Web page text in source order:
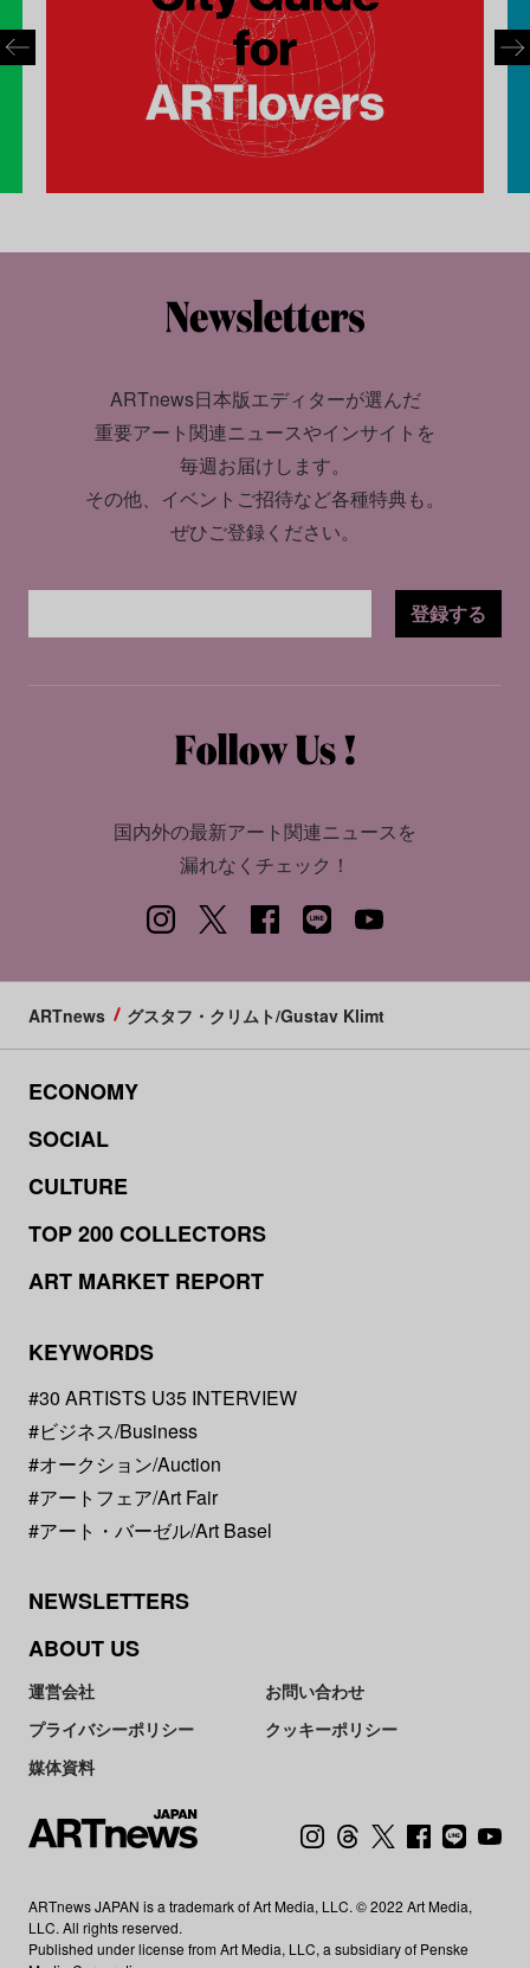
ARTnews日本版エディターが選んだ
重要アート関連ニュースやインサイトを
毎週お届けします。
その他、イベントご招待など各種特典も。
ぜひご登録ください。
登録する
国内外の最新アート関連ニュースを
漏れなくチェック！
ARTnews グスタフ・クリムト/Gustav Klimt
ECONOMY
SOCIAL
CULTURE
TOP 200 COLLECTORS
ART MARKET REPORT
KEYWORDS
#30 ARTISTS U35 INTERVIEW
#ビジネス/Business
#オークション/Auction
#アートフェア/Art Fair
#アート・バーゼル/Art Basel
NEWSLETTERS
ABOUT US
運営会社
お問い合わせ
プライバシーポリシー
クッキーポリシー
媒体資料
ARTnews JAPAN is a trademark of Art Media, LLC. © 2022 Art Media,
LLC. All rights reserved.
Published under license from Art Media, LLC, a subsidiary of Penske